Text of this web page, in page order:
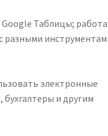
Google Таблицы;
разными
электронные
и другим